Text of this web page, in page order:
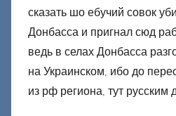
сказать шо ебучий совок
Донбасса и пригнал сюд
ведь в селах Донбасса
на Украинском, ибо до
из рф региона, тут русским